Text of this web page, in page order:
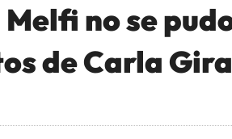
no se
de Carla